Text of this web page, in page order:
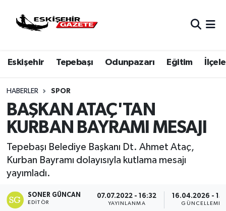
Eskişehir Tepebaşı Odunpazarı Eğitim
HABERLER SPOR
BAŞKAN ATAÇ'TAN
KURBAN BAYRAMI MESAJI
Tepebaşı Belediye Başkanı Dt. Ahmet Ataç,
Kurban Bayramı dolayısıyla kutlama mesajı
yayımladı.
SONER GÜNCAN
EDITÖR
07.07.2022 - 16:32
YAYINLANMA
16.04.2026 -
GÜNCELLEME
Hava Durumu
Eskişehir Namaz Vakitleri
Trafik Durumu
Tüm Manşetler
Son Dakika Haberleri